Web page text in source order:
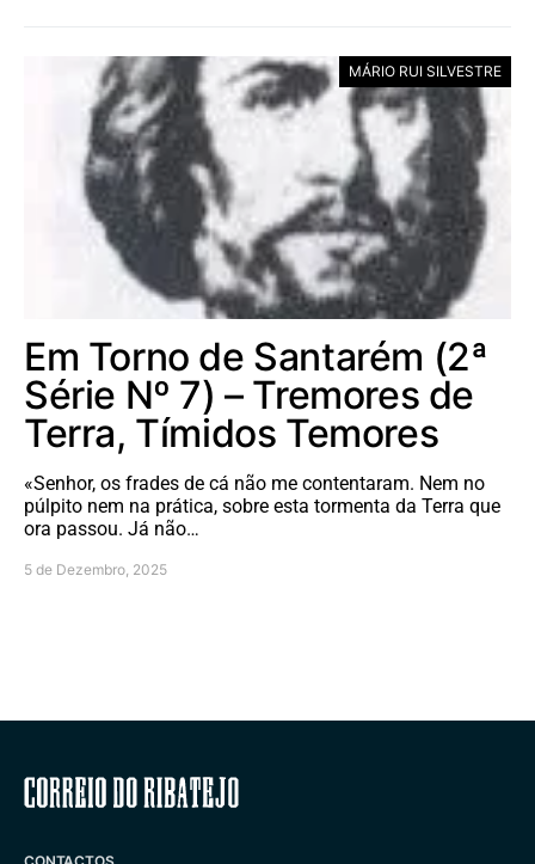
MÁRIO RUI SILVESTRE
Em Torno de Santarém (2ª
Série Nº 7) – Tremores de
Terra, Tímidos Temores
«Senhor, os frades de cá não me contentaram. Nem no
púlpito nem na prática, sobre esta tormenta da Terra que
ora passou. Já não…
5 de Dezembro, 2025
Correio do Ribatejo
CONTACTOS